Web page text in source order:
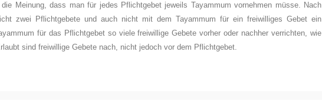
Meinung, dass man für jedes Pflichtgebet jeweils Tayammum vornehmen müsse. Nach
zwei Pflichtgebete und auch nicht mit dem Tayammum für ein freiwilliges Gebet ein
für das Pflichtgebet so viele freiwillige Gebete vorher oder nachher verrichten, wie
sind freiwillige Gebete nach, nicht jedoch vor dem Pflichtgebet.